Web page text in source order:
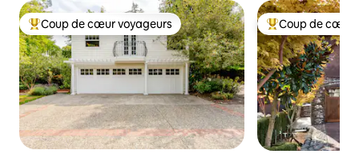
Coups de cœur voyageurs les plus appréciés
Coup de cœur voyageurs Coups de cœur
Coup de cœur